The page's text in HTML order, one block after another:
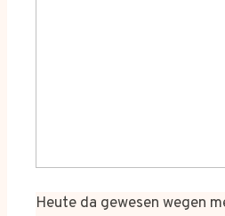
Heute da gewesen wegen